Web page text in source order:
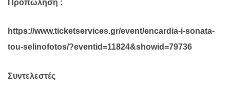
Προπώληση :
https://www.ticketservices.gr/event/encardia-i-sonata-
tou-selinofotos/?eventid=11824&showid=79736
Συντελεστές